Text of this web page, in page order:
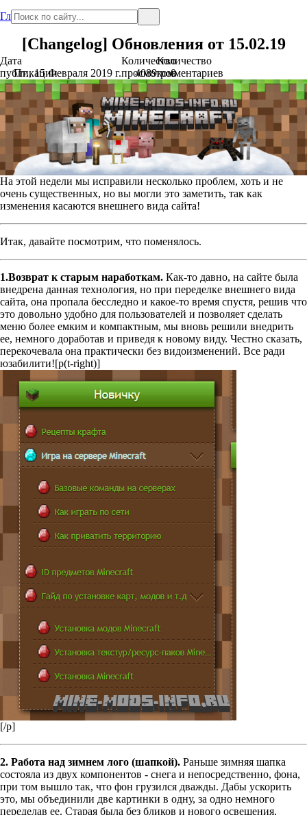
Главная
[Changelog] Обновления от 15.02.19
Дата
публикации
Пт., 15 Февраля 2019 г.
Количество
просмотров
4089
Количество
комментариев
0
На этой недели мы исправили несколько проблем, хоть и не
очень существенных, но вы могли это заметить, так как
изменения касаются внешнего вида сайта!
Итак, давайте посмотрим, что поменялось.
1.Возврат к старым наработкам. Как-то давно, на сайте была
внедрена данная технология, но при переделке внешнего вида
сайта, она пропала бесследно и какое-то время спустя, решив что
это довольно удобно для пользователей и позволяет сделать
меню более емким и компактным, мы вновь решили внедрить
ее, немного доработав и приведя к новому виду. Честно сказать,
перекочевала она практически без видоизменений. Все ради
юзабилити![p(t-right)]
[/p]
2. Работа над зимнем лого (шапкой). Раньше зимняя шапка
состояла из двух компонентов - снега и непосредственно, фона,
при том вышло так, что фон грузился дважды. Дабы ускорить
это, мы объединили две картинки в одну, за одно немного
переделав ее. Старая была без бликов и нового освещения,